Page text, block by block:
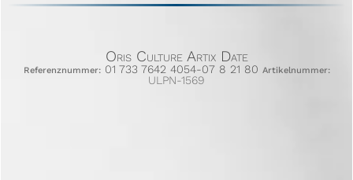
Oris Culture Artix Date
Referenznummer: 01 733 7642 4054-07 8 21 80 Artikelnummer:
ULPN-1569